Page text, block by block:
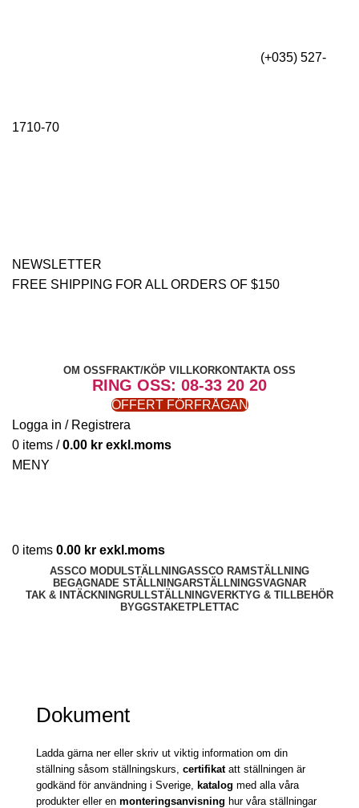
(+035) 527-
1710-70
NEWSLETTER
FREE SHIPPING FOR ALL ORDERS OF $150
OM OSS FRAKT/KÖP VILLKORKONTAKTA OSS
RING OSS: 08-33 20 20
OFFERT FÖRFRÅGAN
Logga in / Registrera
0 items / 0.00 kr
MENY
0 items 0.00 kr
ASSCO MODULSTÄLLNINGASSCO RAMSTÄLLNING
BEGAGNADE STÄLLNINGARSTÄLLNINGSVAGNAR
TAK & INTÄCKNINGRULLSTÄLLNINGVERKTYG & TILLBEHÖR
BYGGSTAKETPLETTAC
Dokument
Ladda gärna ner eller skriv ut viktig information om din
ställning såsom ställningskurs, certifikatatt ställningen är
godkänd för användning i Sverige,
katalog med alla våra
produkter eller en monteringsanvisning hur våra ställningar